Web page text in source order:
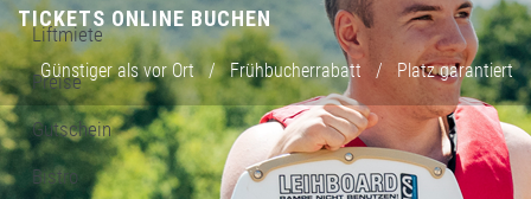
Liftmiete
Preise
Gutschein
Bistro
TICKETS ONLINE BUCHEN
Günstiger als vor Ort / Frühbucherrabatt / Platz garantiert